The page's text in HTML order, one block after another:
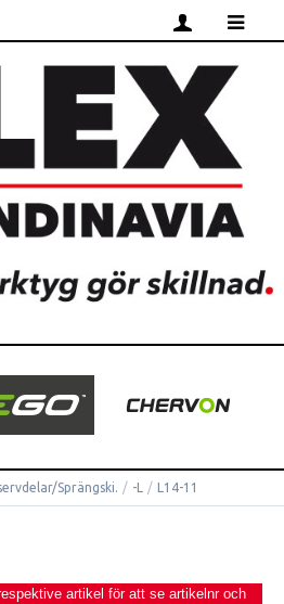
Sprängski. / -L / L14-11
artikel för att se artikelnr och